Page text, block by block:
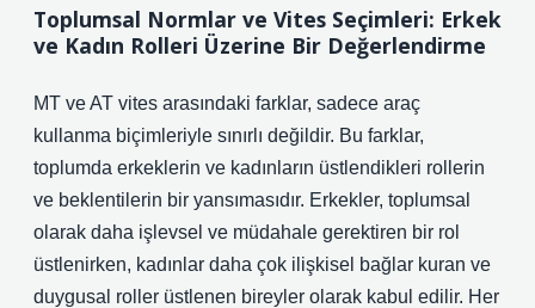
Toplumsal Normlar ve Vites Seçimleri: Erkek
ve Kadın Rolleri Üzerine Bir Değerlendirme
MT ve AT vites arasındaki farklar, sadece araç
kullanma biçimleriyle sınırlı değildir. Bu farklar,
toplumda erkeklerin ve kadınların üstlendikleri rollerin
ve beklentilerin bir yansımasıdır. Erkekler, toplumsal
olarak daha işlevsel ve müdahale gerektiren bir rol
üstlenirken, kadınlar daha çok ilişkisel bağlar kuran ve
duygusal roller üstlenen bireyler olarak kabul edilir. Her